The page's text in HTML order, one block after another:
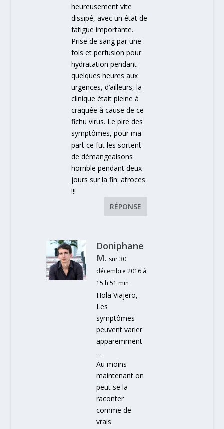
heureusement vite
dissipé, avec un état de
fatigue importante.
Prise de sang par une
fois et perfusion pour
hydratation pendant
quelques heures aux
urgences, d’ailleurs, la
clinique était pleine à
craquée à cause de ce
fichu virus. Le pire des
symptômes, pour ma
part ce fut les sortent
de démangeaisons
horrible pendant deux
jours sur la fin: atroces
!!!
RÉPONSE
Doniphane
M. sur 30
décembre 2016 à
15 h 51 min
Hola Viajero,
Les
symptômes
peuvent varier
apparemment
…
Au moins
maintenant on
peut se la
raconter
comme de
vrais